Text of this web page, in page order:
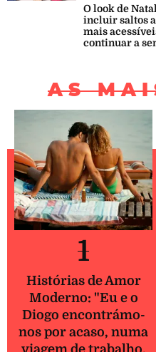
O look de
incluir saltos
mais
continuar a
AS
1
Histórias de Amor
Moderno: "Eu e o
Diogo encontrámo-
nos por acaso, numa